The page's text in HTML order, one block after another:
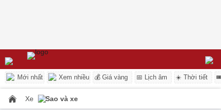
Mới nhất Xem nhiều 💰 Giá vàng 📅 Lịch âm ☀️ Thời tiết
Xe Sao và xe